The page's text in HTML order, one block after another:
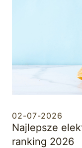
02-07-2026
Najlepsze
ranking 2026